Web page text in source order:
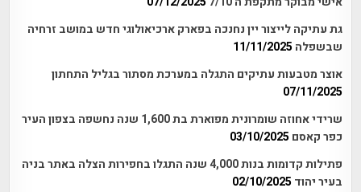
גת עתיקה לייצור יין נחנכה בפארק ארכיאולוגי חדש במושב זרחיה
שבשפלה 11/11/2025
אוצר מטבעות עתיקים התגלה במערכת מסתור בגליל התחתון
07/11/2025
שרידי אחוזה שומרונית מפוארת בת 1,600 שנה נחשפה בצפון העיר
כפר קאסם 03/10/2025
פתילות קדומות בנות 4,000 שנה התגלו בחפירות הצלה באתר בניה
בעיר יהוד 02/10/2025